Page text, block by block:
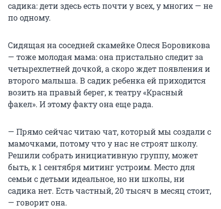
садика: дети здесь есть почти у всех, у многих — не
по одному.
Сидящая на соседней скамейке Олеся Боровикова
— тоже молодая мама: она пристально следит за
четырехлетней дочкой, а скоро ждет появления и
второго малыша. В садик ребенка ей приходится
возить на правый берег, к театру «Красный
факел». И этому факту она еще рада.
— Прямо сейчас читаю чат, который мы создали с
мамочками, потому что у нас не строят школу.
Решили собрать инициативную группу, может
быть, к 1 сентября митинг устроим. Место для
семьи с детьми идеальное, но ни школы, ни
садика нет. Есть частный, 20 тысяч в месяц стоит,
— говорит она.